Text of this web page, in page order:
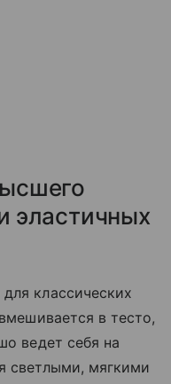
эластичных
классических
в тесто,
ведет себя на
светлыми, мягкими